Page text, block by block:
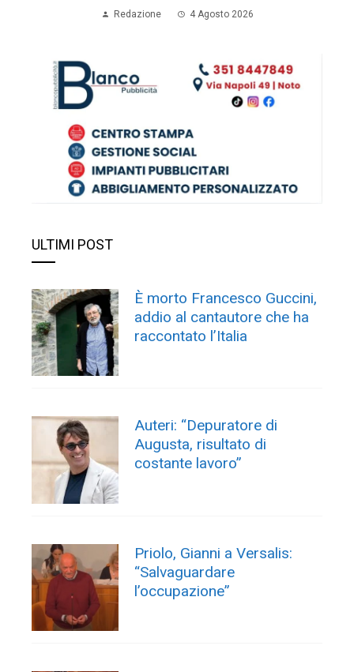
Redazione 4 Agosto 2026
ULTIMI POST
È morto Francesco Guccini,
addio al cantautore che ha
raccontato l’Italia
Auteri: “Depuratore di
Augusta, risultato di
costante lavoro”
Priolo, Gianni a Versalis:
“Salvaguardare
l’occupazione”